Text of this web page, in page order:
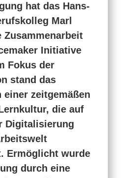
hat das Hans-
Marl
Zusammenarbeit
Initiative
Fokus der
stand das
einer zeitgemäßen
die auf
Digitalisierung
Ermöglicht wurde
durch eine